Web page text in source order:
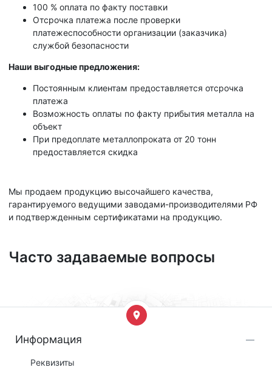
100 % оплата по факту поставки
Отсрочка платежа после проверки
платежеспособности организации (заказчика)
службой безопасности
Наши выгодные предложения:
Постоянным клиентам предоставляется отсрочка
платежа
Возможность оплаты по факту прибытия металла на
объект
При предоплате металлопроката от 20 тонн
предоставляется скидка
Мы продаем продукцию высочайшего качества,
гарантируемого ведущими заводами-производителями РФ
и подтвержденным сертификатами на продукцию.
Часто задаваемые вопросы
Информация
Реквизиты